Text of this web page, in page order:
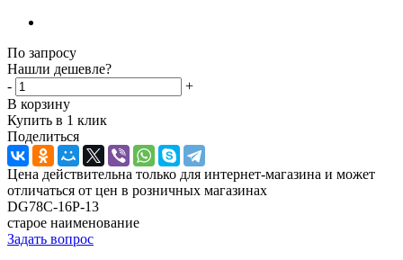
По запросу
Нашли дешевле?
-
+
В корзину
Купить в 1 клик
Поделиться
Цена действительна только для интернет-магазина и может
отличаться от цен в розничных магазинах
DG78C-16P-13
старое наименование
Задать вопрос